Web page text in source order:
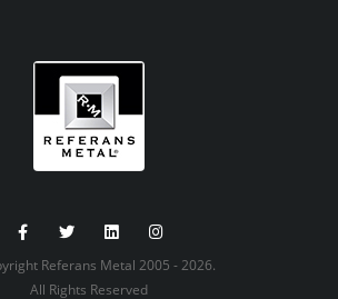
Referans Metal 2005 - 2026.
All Rights Reserved